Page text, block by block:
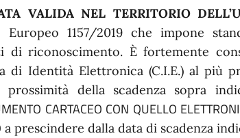
VALIDA NEL TERRITORIO
1157/2019 che impone
riconoscimento. È fortemente
di Identità Elettronica (C.I.E.) al più
della scadenza sopra
CARTACEO CON QUELLO
a prescindere dalla data di scadenza